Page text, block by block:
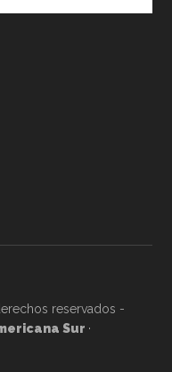
reservados -
Sur ·